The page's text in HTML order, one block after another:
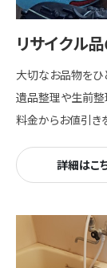
リサイクル
大切なお品物をひ
遺品整理や生前整
料金からお値引き
詳細はこ